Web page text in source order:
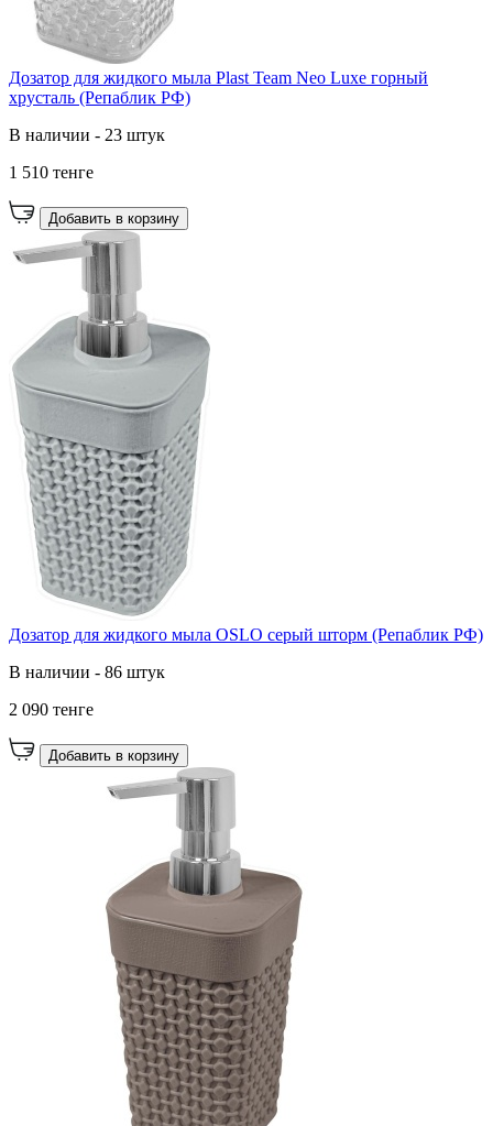
Дозатор для жидкого мыла Plast Team Neo Luxe горный
хрусталь (Репаблик РФ)
В наличии - 23 штук
1 510 тенге
Добавить в корзину
Дозатор для жидкого мыла OSLO серый шторм (Репаблик РФ)
В наличии - 86 штук
2 090 тенге
Добавить в корзину